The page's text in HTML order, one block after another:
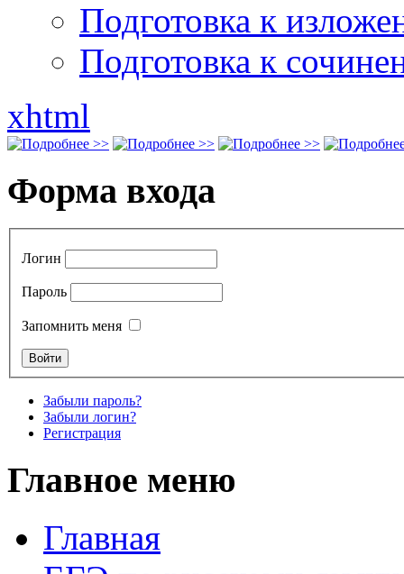
Подготовка к
Подготовка к
xhtml
Форма входа
Логин
Пароль
Запомнить меня
Забыли пароль?
Забыли логин?
Регистрация
Главное меню
Главная